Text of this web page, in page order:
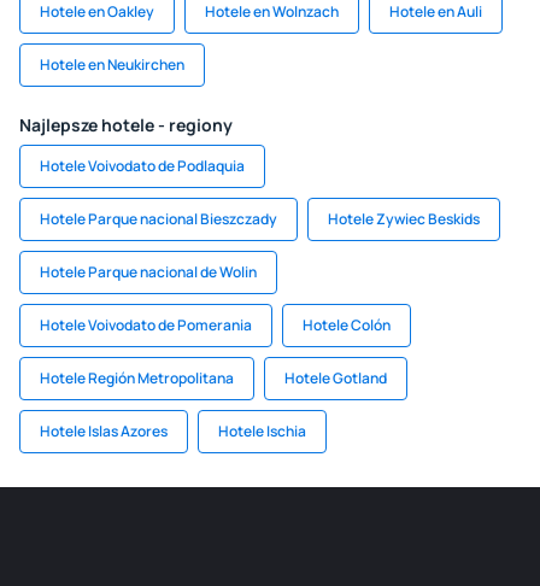
Hotele en Oakley Hotele en Wolnzach Hotele en Auli
Hotele en Neukirchen
Najlepsze hotele - regiony
Hotele Voivodato de Podlaquia
Hotele Parque nacional Bieszczady Hotele Zywiec Beskids
Hotele Parque nacional de Wolin
Hotele Voivodato de Pomerania Hotele Colón
Hotele Región Metropolitana Hotele Gotland
Hotele Islas Azores Hotele Ischia